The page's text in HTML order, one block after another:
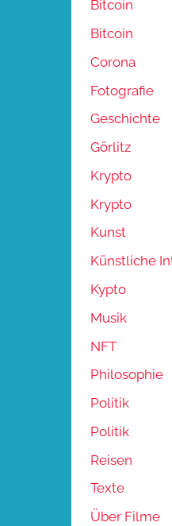
Bitcoin
Bitcoin
Corona
Fotografie
Geschichte
Görlitz
Krypto
Krypto
Kunst
Künstliche
Kypto
Musik
NFT
Philosophie
Politik
Politik
Reisen
Texte
Über Filme